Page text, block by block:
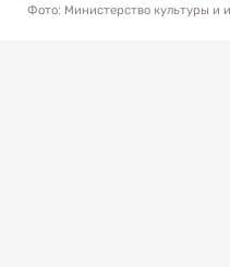
Фото: Министерство культуры и